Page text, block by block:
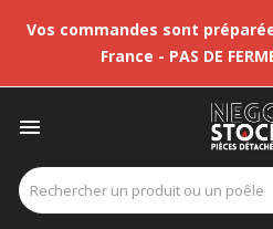
Vos commandes sont
France - PAS DE
